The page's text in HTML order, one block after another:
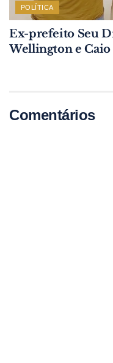
POLÍTICA
Ex-prefeito Seu
Wellington e Caio
Comentários